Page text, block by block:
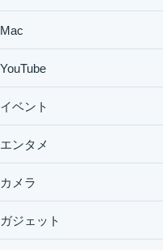
Mac
YouTube
イベント
エンタメ
カメラ
ガジェット